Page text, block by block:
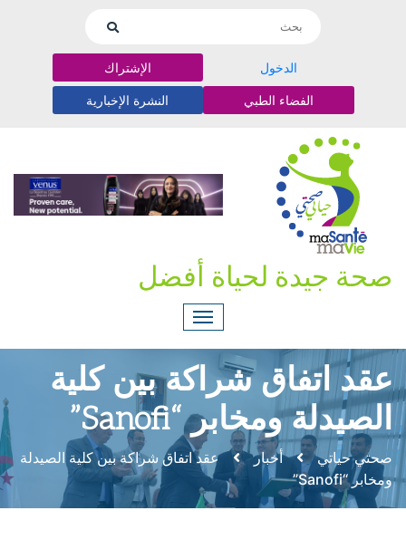
الدخول الإشتراك
الفضاء الطبي النشرة الإخبارية
صحة جيدة لحياة أفضل
عقد اتفاق شراكة بين كلية
الصيدلة ومخابر “Sanofi”
صحتي حياتي أخبار
عقد اتفاق شراكة بين كلية الصيدلة
ومخابر “Sanofi”